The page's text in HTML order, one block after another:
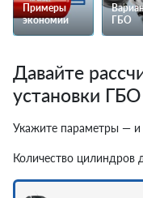
Примеры
экономии
ГБО
Давайте
установки
Укажите параметры — и
Количество цилиндров